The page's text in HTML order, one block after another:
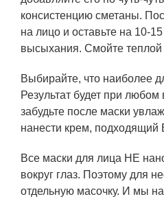
консистенцию сметаны.
на лицо и оставьте на 10-
высыхания. Смойте теплой
Выбирайте, что наиболее
Результат будет при
забудьте после маски
нанести крем, подходящий
Все маски для лица НЕ
вокруг глаз. Поэтому для
отдельную масочку. И мы